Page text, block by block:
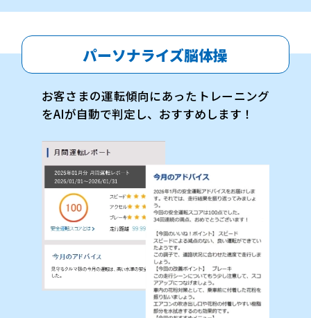
パーソナライズ脳体操
お客さまの運転傾向にあったトレーニング
をAIが自動で判定し、おすすめします！